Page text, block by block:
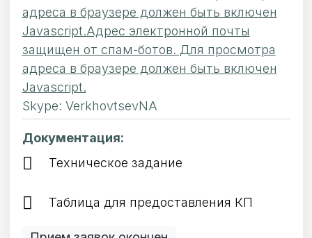
адреса в браузере должен быть включен
Javascript.Адрес электронной почты
защищен от спам-ботов. Для просмотра
адреса в браузере должен быть включен
Javascript.
Skype: VerkhovtsevNA
Документация:
Техническое задание
Таблица для предоставления КП